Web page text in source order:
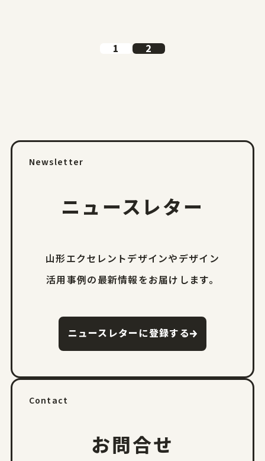
1 2
Newsletter
ニュースレター
山形エクセレントデザインやデザイン
活用事例の最新情報をお届けします。
ニュースレターに登録する
Contact
お問合せ